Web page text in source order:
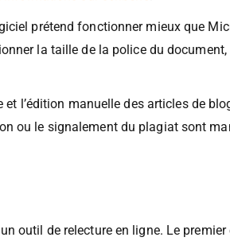
qui vous permet de vérifier
sur scribens.
prétend fonctionner mieux que
la taille de la police du
l’édition manuelle des articles de